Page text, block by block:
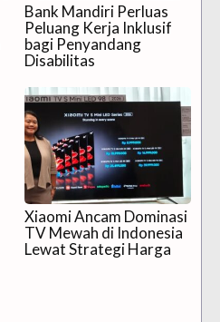
Bank Mandiri Perluas
Peluang Kerja Inklusif
bagi Penyandang
Disabilitas
Xiaomi Ancam Dominasi
TV Mewah di Indonesia
Lewat Strategi Harga